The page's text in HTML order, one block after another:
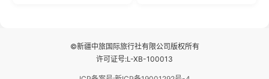
©新疆中旅国际旅行社有限公司版权所有
许可证号:L-XB-100013